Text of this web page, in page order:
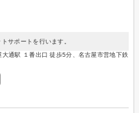
サポートを行います。
通駅 １番出口 徒歩5分、名古屋市営地下鉄